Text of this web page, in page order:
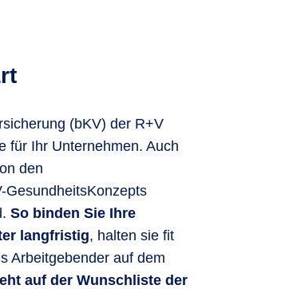
(bKV) der R+V
für Ihr Unternehmen. Auch
den
Gesund­heits­Kon­zepts
So binden Sie Ihre
langfristig, halten sie fit
Arbeitgebender auf dem
auf der Wunschliste der